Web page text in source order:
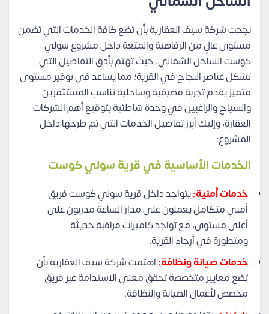
نجحت شركة سيف العقارية بأن تضع كافة الخدمات التي تضمن
مستوى عالٍ من الرفاهية والمتعة داخل مشروع سولي
كوست الساحل الشمالي، حيث تهتم بأدق التفاصيل التي
تشكل عناصر النجاح في القرية؛ مما يساعد في توفير مستوى
متميز يقدم تجربة مصيفية وساحلية تناسب المستثمرين
والسياح والراغبين في وحدة شاطئية بتوقيع أهم الشركات
العقارة، وإليك أبرز تفاصيل الخدمات التي تم طرحها داخل
المشروع:
الخدمات الأساسية في قرية سولي كوست
خدمات أمنية:يتواجد داخل قرية سولي كوست فريق
أمني متكامل يعملون على مدار الساعة مدربون على
أعلى مستوى، مع تواجد كاميرات مراقبة حديثة
ومتطورة في أرجاء القرية.
خدمات صيانة ونظافة:اهتمت شركة سيف العقارية بأن
تضع معايير متخصصة تحقق معنى الاستدامة عبر فريق
مخصص لأعمال الصيانة والنظافة.